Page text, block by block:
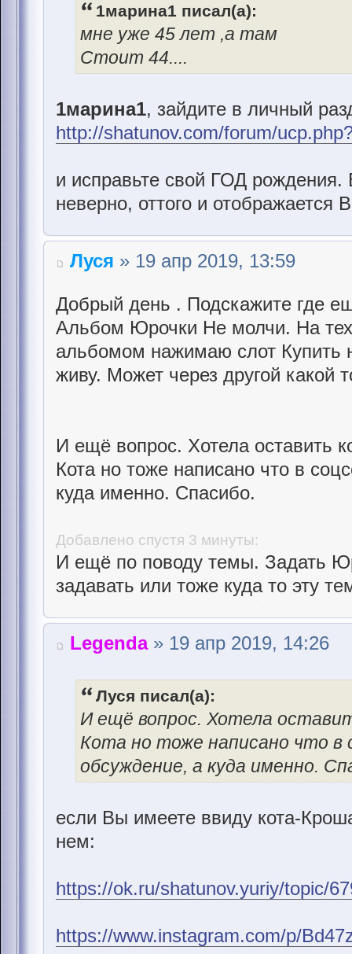
1марина1 писал(а):
мне уже 45 лет ,а там
Стоит 44....
1марина1, зайдите в личный
http://shatunov.com/forum/
и исправьте свой ГОД
неверно, оттого и отображается
Луся » 19 апр 2019, 13:59
Добрый день . Подскажите где
Альбом Юрочки Не молчи. На
альбомом нажимаю слот Купить
живу. Может через другой какой
И ещё вопрос. Хотела оставить
Кота но тоже написано что в
куда именно. Спасибо.
Добавлено спустя 3 минуты:
И ещё по поводу темы. Задать
задавать или тоже куда то эту
Legenda» 19 апр 2019, 14:26
Луся писал(а):
И ещё вопрос. Хотела
Кота но тоже написано что в
обсуждение, а куда именно.
если Вы имеете ввиду кота-
нем:
https://ok.ru/shatunov.yuriy/topic/
https://www.instagram.com/p/